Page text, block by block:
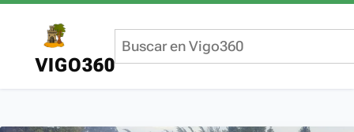
VIGO360